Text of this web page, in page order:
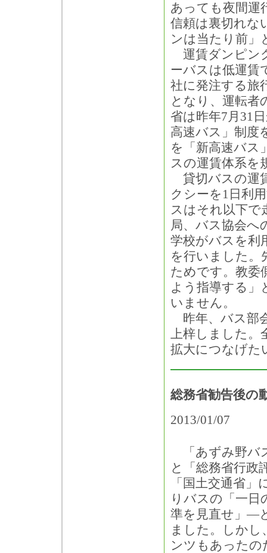
あっても夜間運
信頼は裏切れな
ンは当たり前」
運賃ダンピン
ーバスは低運賃
社に発注する旅
となり、運転者
省は昨年7月31
高速バス」制度
を「新高速バス
スの運賃体系を
貸切バスの運
クシーを1日利
スはそれ以下で
局、バス協会へ
学校がバスを利
を行いました。
ためです。教委
よう指導する」
いません。
昨年、バス部
上梓しました。
拡大につなげた
総務省勧告後の
2013/01/07
「あずみ野バ
と「総務省行政
「国土交通省
りバスの「一日
準を見直せ」―
ました。しかし
ンツもあったの